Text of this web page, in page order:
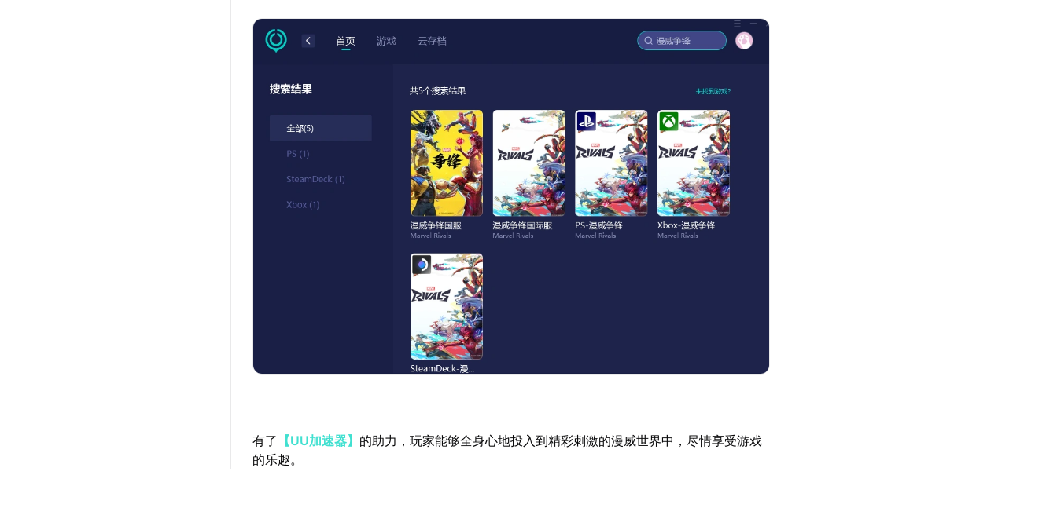
有了 【UU加速器】 的助力，玩家能够全身心地投入到精彩刺激的漫威世界中，尽情享受游戏
的乐趣。